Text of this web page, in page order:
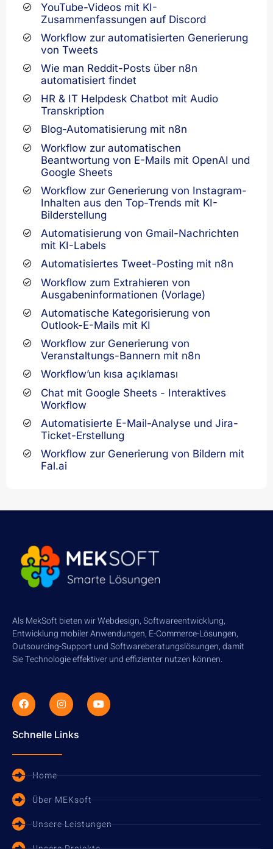
YouTube-Videos mit KI-
Zusammenfassungen auf Discord
Workflow zur automatisierten Generierung
von Tweets
Wie man Reddit-Posts über n8n
automatisiert findet
HR & IT Helpdesk Chatbot mit Audio
Transkription
Blog-Automatisierung mit n8n
Workflow zur automatischen
Beantwortung von E-Mails mit OpenAI und
Google Sheets
Workflow zur Generierung von Instagram-
Inhalten aus den Top-Trends mit KI-
Bilderstellung
Automatisierung von Gmail-Nachrichten
mit KI-Labels
Automatisiertes Tweet-Posting mit n8n
Workflow zum Extrahieren von
Ausgabeninformationen (Vorlage)
Automatische Kategorisierung von
Outlook-E-Mails mit KI
Workflow zur Generierung von
Veranstaltungs-Bannern mit n8n
Workflow’un kısa açıklaması
Chat mit Google Sheets - Interaktives
Workflow
Automatisierte E-Mail-Analyse und Jira-
Ticket-Erstellung
Workflow zur Generierung von Bildern mit
Fal.ai
Als MekSoft bieten wir Webdesign, Softwareentwicklung,
Entwicklung mobiler Anwendungen, E-Commerce-Lösungen,
Outsourcing-Support und Softwareberatungslösungen, damit
Sie Technologie effektiver und effizienter nutzen können.
Schnelle Links
Home
Über MEKsoft
Unsere Leistungen